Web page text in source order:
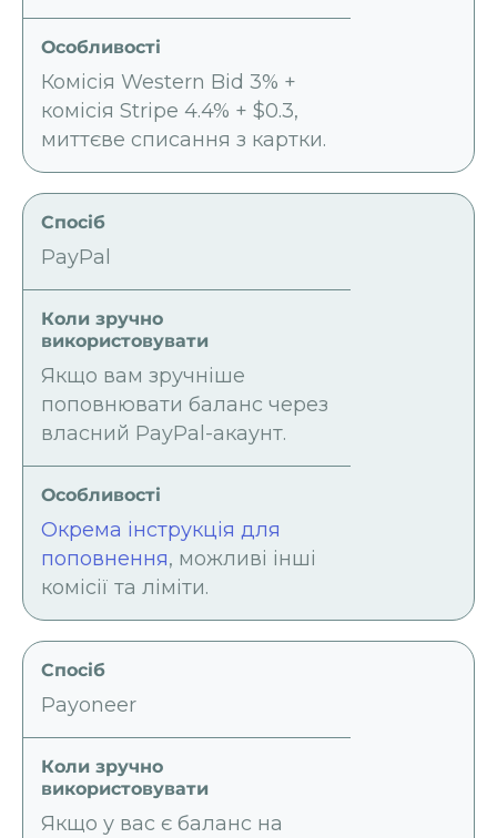
Комісія Western Bid 3% +
комісія Stripe 4.4% + $0.3,
миттєве списання з картки.
PayPal
Якщо вам зручніше
поповнювати баланс через
власний PayPal-акаунт.
Окрема інструкція для
поповнення, можливі інші
комісії та ліміти.
Payoneer
Якщо у вас є баланс на